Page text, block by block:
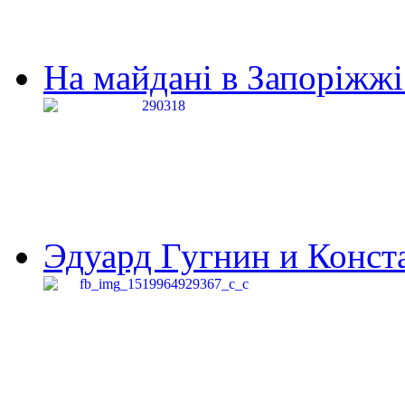
На майдані в
Эдуард Гугнин и